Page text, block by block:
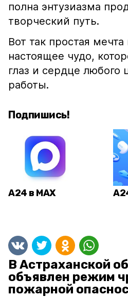
полна энтузиазма
творческий путь.
Вот так простая
настоящее чудо,
глаз и сердце любого
работы.
Подпишись!
А24 в MAX
В Астраханской
объявлен режим
пожарной